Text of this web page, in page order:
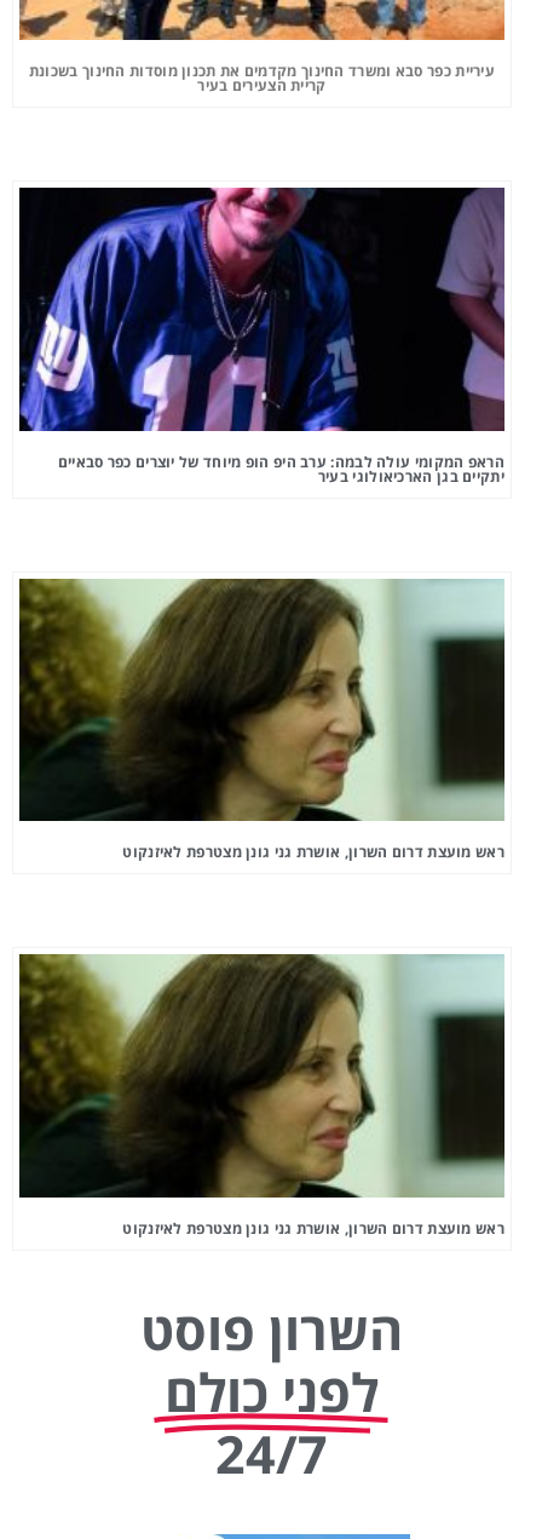
עיריית כפר סבא ומשרד החינוך מקדמים את תכנון מוסדות החינוך בשכונת
קריית הצעירים בעיר
הראפ המקומי עולה לבמה: ערב היפ הופ מיוחד של יוצרים כפר סבאיים
יתקיים בגן הארכיאולוגי בעיר
ראש מועצת דרום השרון, אושרת גני גונן מצטרפת לאיזנקוט
ראש מועצת דרום השרון, אושרת גני גונן מצטרפת לאיזנקוט
השרון פוסט
לפני כולם
24/7